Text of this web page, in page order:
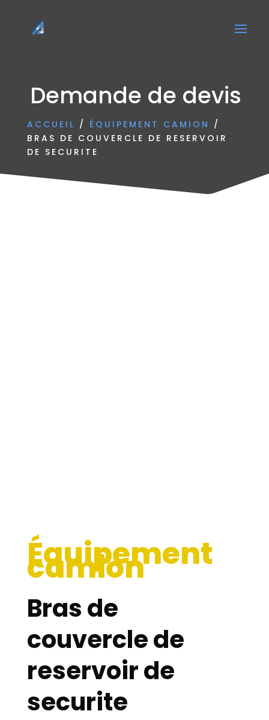
Demande de devis
ACCUEIL / ÉQUIPEMENT CAMION /
BRAS DE COUVERCLE DE RESERVOIR
DE SECURITE
Équipement
camion
Bras de
couvercle de
reservoir de
securite